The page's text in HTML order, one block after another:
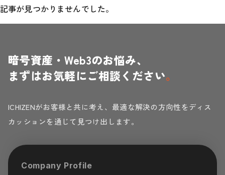
記事が見つかりませんでした。
暗号資産・Web3のお悩み、
まずはお気軽にご相談ください。
ICHIZENがお客様と共に考え、最適な解決の方向性をディス
カッションを通じて見つけ出します。
Company Profile